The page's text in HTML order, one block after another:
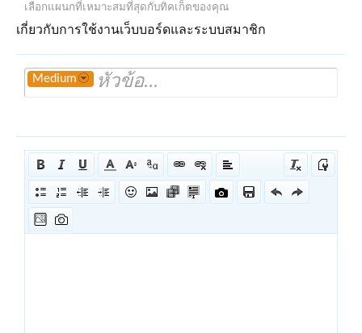
เลือกแผนกที่เหมาะสมที่สุดกับทิคเก็ตของคุณ
เกี่ยวกับการใช้งานเว็บบอร์ดและระบบสมาชิก
Medium